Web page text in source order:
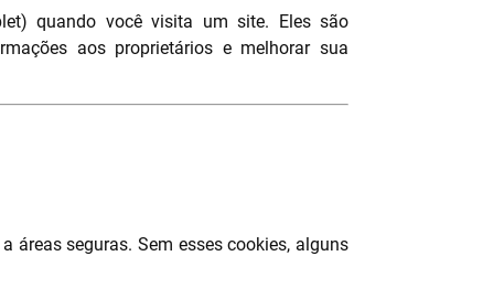
quando você visita um site. Eles são
aos proprietários e melhorar sua
áreas seguras. Sem esses cookies, alguns